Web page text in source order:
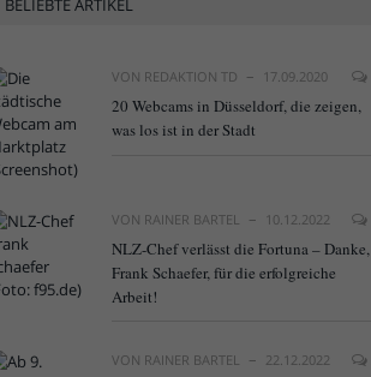
BELIEBTE ARTIKEL
VON REDAKTION TD 17.09.2020
20 Webcams in Düsseldorf, die zeigen,
was los ist in der Stadt
VON RAINER BARTEL 10.12.2022
NLZ-Chef verlässt die Fortuna – Danke,
Frank Schaefer, für die erfolgreiche
Arbeit!
VON RAINER BARTEL 22.12.2022